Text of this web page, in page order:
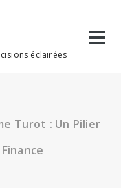
éclairées
Turot : Un Pilier